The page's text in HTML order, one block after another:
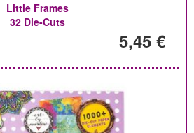
Little Frames
32 Die-Cuts
5,45 €